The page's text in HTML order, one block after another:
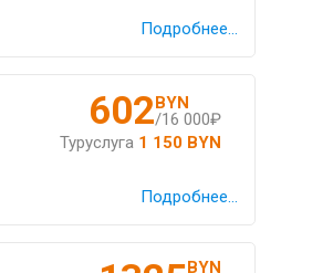
Подробнее...
602BYN
/16 000₽
Туруслуга 1 150 BYN
Подробнее...
BYN